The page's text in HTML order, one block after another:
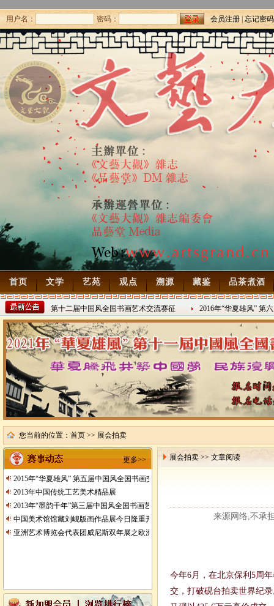
用户名： 密码： 会员注册|忘记密码
首页 文学 艺苑 观点 溯源 藏鉴 品茶煮酒
年“华夏雄风” 第十二届中国风全国书画艺术交流赛征
15
2016年“华夏雄风” 第
2016/8/27
您当前的位置： 首页 >> 展会拍卖
更多>>
2015年“华夏雄风” 第五届中国风全国书画交流赛暨纪念抗日战争胜利70周年书画
2013年中国传统工艺美术精品展
2013年“墨韵千年”第三届中国风全国书画艺术交流赛征稿
中国美术馆馆藏刘岘版画作品展今日隆重开展
亚洲艺术博览会代表团威尼斯双年展之欧洲行
展会拍卖 >> 文章阅读
来源网络,不承
今年6月，在北京保利5周
交，打破砚台拍卖世界纪